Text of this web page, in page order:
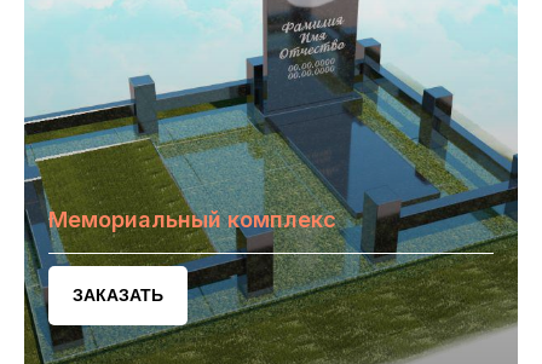
Мемориальный комплекс
ЗАКАЗАТЬ